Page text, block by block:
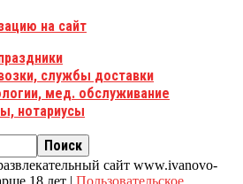
на сайт
службы доставки
мед. обслуживание
нотариусы
сайт www.ivanovo-
18 лет | Пользовательское